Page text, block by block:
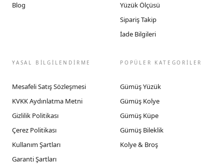
Blog
Yüzük Ölçüsü
Sipariş Takip
İade Bilgileri
YASAL BİLGİLENDİRME
Mesafeli Satış Sözleşmesi
KVKK Aydınlatma Metni
Gizlilik Politikası
Çerez Politikası
Kullanım Şartları
Garanti Şartları
POPÜLER KATEGORİLER
Gümüş Yüzük
Gümüş Kolye
Gümüş Küpe
Gümüş Bileklik
Kolye & Broş